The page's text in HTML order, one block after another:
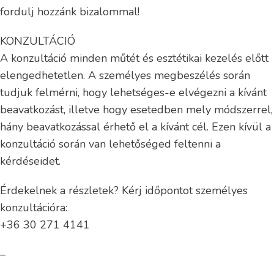
fordulj hozzánk bizalommal!
KONZULTÁCIÓ
A konzultáció minden műtét és esztétikai kezelés előtt
elengedhetetlen. A személyes megbeszélés során
tudjuk felmérni, hogy lehetséges-e elvégezni a kívánt
beavatkozást, illetve hogy esetedben mely módszerrel,
hány beavatkozással érhető el a kívánt cél. Ezen kívül a
konzultáció során van lehetőséged feltenni a
kérdéseidet.
Érdekelnek a részletek? Kérj időpontot személyes
konzultációra:
+36 30 271 4141